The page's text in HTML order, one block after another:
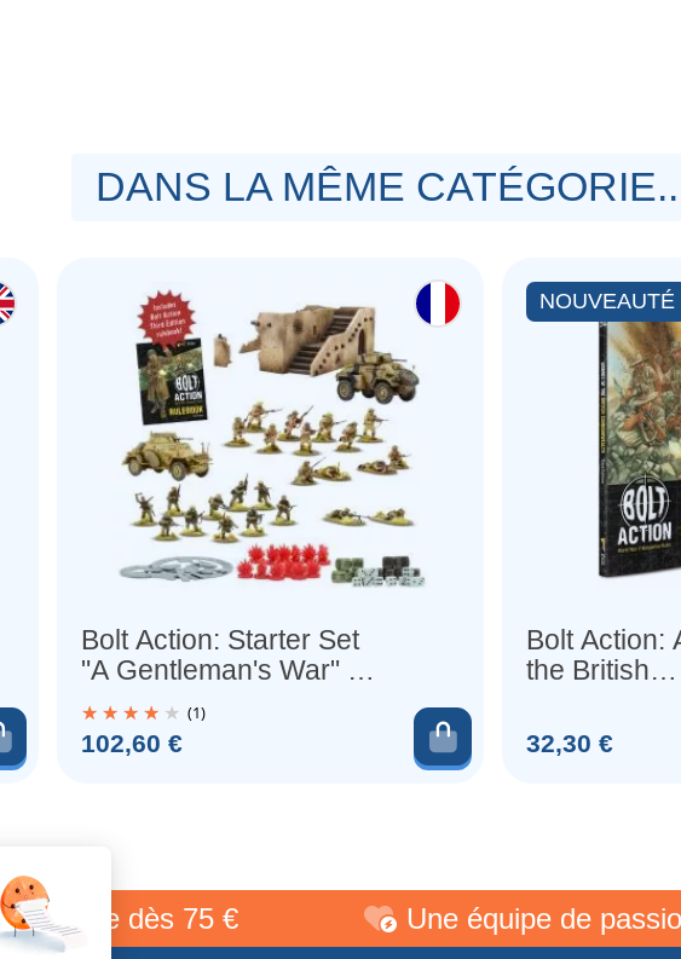
DANS LA MÊME
Ajouter au panier
Bolt Action: Starter Set
"A Gentleman's War" 3e
Edition (x 26 Figurines)
(1)
Prix
102,60 € Ajouter au panier
Bolt Action:
the British
Edition
Prix
32,30 €
NOUVEAUTÉ
dès 75 € Une équipe de passionnés